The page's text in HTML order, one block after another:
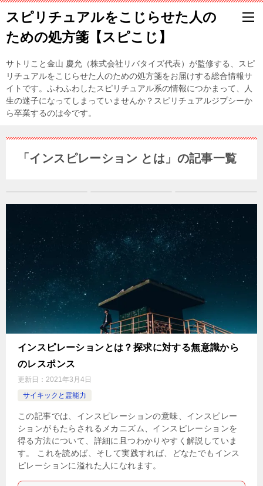
スピリチュアルをこじらせた人の
ための処方箋【スピこじ】
サトリこと金山 慶允（株式会社リバタイズ代表）が監修する、スピ
リチュアルをこじらせた人のための処方箋をお届けする総合情報サ
イトです。ふわふわしたスピリチュアル系の情報につかまって、人
生の迷子になってしまっていませんか？スピリチュアルジプシーか
ら卒業するのは今です。
「インスピレーション とは」の記事一覧
インスピレーションとは？探求に対する無意識から
のレスポンス
更新日： 2021年3月4日
サイキックと霊能力
この記事では、インスピレーションの意味、インスピレー
ションがもたらされるメカニズム、インスピレーションを
得る方法について、詳細に且つわかりやすく解説していま
す。 これを読めば、そして実践すれば、どなたでもインス
ピレーションに溢れた人になれます。